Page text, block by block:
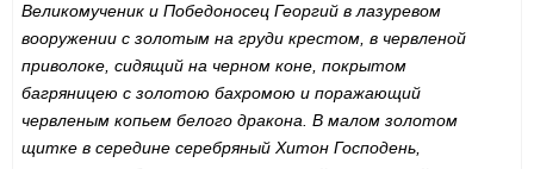
Великомученик и Победоносец Георгий в лазуревом
вооружении с золотым на груди крестом, в червленой
приволоке, сидящий на черном коне, покрытом
багряницею с золотою бахромою и поражающий
червленым копьем белого дракона. В малом золотом
щитке в середине серебряный Хитон Господень,